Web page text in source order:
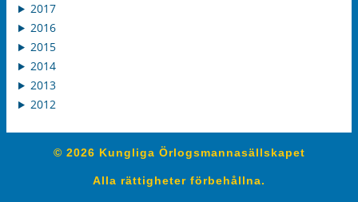
2017
2016
2015
2014
2013
2012
© 2026 Kungliga Örlogsmannasällskapet
Alla rättigheter förbehållna.